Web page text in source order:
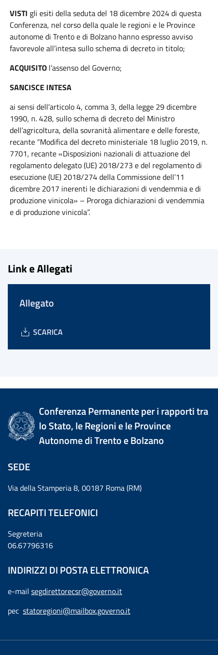
VISTI gli esiti della seduta del 18 dicembre 2024 di questa
Conferenza, nel corso della quale le regioni e le Province
autonome di Trento e di Bolzano hanno espresso avviso
favorevole all’intesa sullo schema di decreto in titolo;
ACQUISITO l’assenso del Governo;
SANCISCE INTESA
ai sensi dell’articolo 4, comma 3, della legge 29 dicembre
1990, n. 428, sullo schema di decreto del Ministro
dell’agricoltura, della sovranità alimentare e delle foreste,
recante “Modifica del decreto ministeriale 18 luglio 2019, n.
7701, recante «Disposizioni nazionali di attuazione del
regolamento delegato (UE) 2018/273 e del regolamento di
esecuzione (UE) 2018/274 della Commissione dell’11
dicembre 2017 inerenti le dichiarazioni di vendemmia e di
produzione vinicola» – Proroga dichiarazioni di vendemmia
e di produzione vinicola”.
Link e Allegati
Allegato
SCARICA
Conferenza Permanente per i rapporti tra
lo Stato, le Regioni e le Province
Autonome di Trento e Bolzano
SEDE
Via della Stamperia 8, 00187 Roma (RM)
RECAPITI TELEFONICI
Segreteria
06.67796316
INDIRIZZI DI POSTA ELETTRONICA
e-mail segdirettorecsr@governo.it
pec statoregioni@mailbox.governo.it